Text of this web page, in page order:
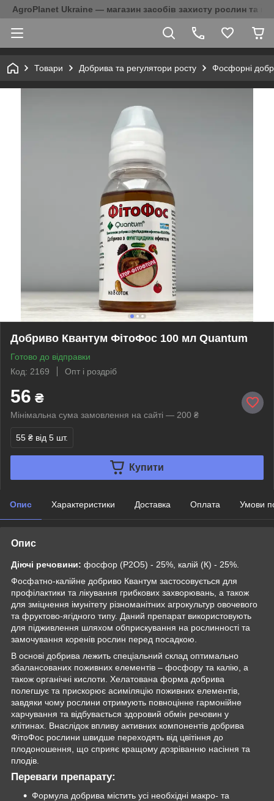
AgroPlanet Ukraine — магазин засобів захисту рослин та
Товари Добрива та регулятори росту Фосфорні
Добриво Квантум ФітоФос 100 мл Quantum
Готово до відправки
Код: 2169
Опт і роздріб
56 ₴
Мінімальна сума замовлення на сайті — 200 ₴
55 ₴ від 5 шт.
Купити
Опис Характеристики Доставка Оплата Умови
Опис
Діючі речовини: фосфор (P2O5) - 25%, калій (К) - 25%.
Фосфатно-калійне добриво Квантум застосовується для
профілактики та лікування грибкових захворювань, а також
для зміцнення імунітету різноманітних агрокультур овочевого
та фруктово-ягідного типу. Даний препарат використовують
для підживлення шляхом обприскування на рослинності та
замочування коренів рослин перед посадкою.
В основі добрива лежить спеціальний склад оптимально
збалансованих поживних елементів – фосфору та калію, а
також органічні кислоти. Хелатована форма добрива
полегшує та прискорює асиміляцію поживних елементів,
завдяки чому рослини отримують повноцінне гармонійне
харчування та відбувається здоровий обмін речовин у
клітинах. Внаслідок впливу активних компонентів добрива
ФітоФос рослини швидше переходять від цвітіння до
плодоношення, що сприяє кращому дозріванню насіння та
плодів.
Переваги препарату:
Формула добрива містить усі необхідні макро- та